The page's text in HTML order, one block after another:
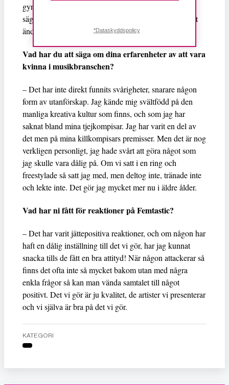
gynnar oss som kreativa individer. Det är inte så att vi
säger att det är en feministisk organisation eftersom det
ändå är ett bolag, utan vi har vår bottom line.
Vad har du att säga om dina erfarenheter av att vara
kvinna i musikbranschen?
– Det har inte direkt funnits svårigheter, snarare någon
form av utanförskap. Jag kände mig svältfödd på den
manliga kreativa kultur som finns, och som jag har
saknat bland mina tjejkompisar. Jag har varit en del av
det men på mina killkompisars premisser. Men det är nog
verkligen personligt, jag hade svårt att göra något som
jag skulle vara dålig på. Om vi satt i en ring och
freestylade så satt jag med, men deltog inte, tränade inte
och lekte inte. Det gör jag mycket mer nu i äldre ålder.
Vad har ni fått för reaktioner på Femtastic?
– Det har varit jättepositiva reaktioner, och om någon har
haft en dålig inställning till det vi gör, har jag kunnat
snacka tills de fått en bra attityd! När någon attackerar så
finns det ofta inte så mycket bakom utan med några
enkla frågor så kan man vända samtalet till något
positivt. Det vi gör är ju kvalitet, de artister vi presenterar
och vi själva är bra på det vi gör.
KATEGORI
*Dataskyddspolicy